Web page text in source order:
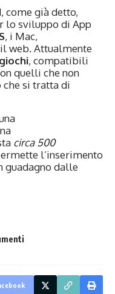
come già detto,
lo sviluppo di App
, i Mac,
web. Attualmente
, compatibili
quelli che non
che si tratta di
circa 500
l’inserimento
guadagno dalle